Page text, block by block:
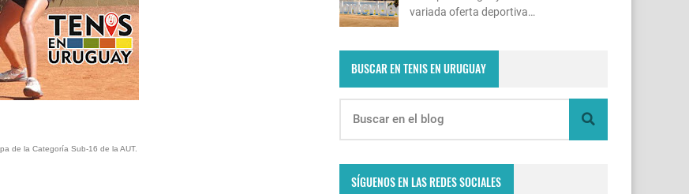
de la Categoría Sub-16 de la AUT.
variada oferta deportiva…
BUSCAR EN TENIS EN URUGUAY
SÍGUENOS EN LAS REDES SOCIALES